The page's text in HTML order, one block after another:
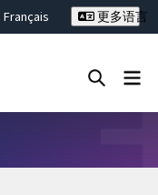
Français
更多语言